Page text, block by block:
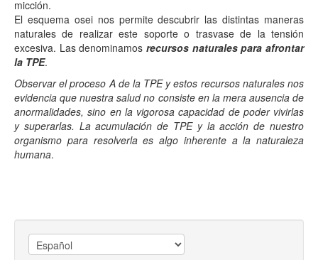
micción.
El esquema osei nos permite descubrir las distintas maneras
naturales de realizar este soporte o trasvase de la tensión
excesiva. Las denominamos recursos naturales para afrontar
la TPE.
Observar el proceso A de la TPE y estos recursos naturales nos
evidencia que nuestra salud no consiste en la mera ausencia de
anormalidades, sino en la vigorosa capacidad de poder vivirlas
y superarlas. La acumulación de TPE y la acción de nuestro
organismo para resolverla es algo inherente a la naturaleza
humana.
Elegir
un